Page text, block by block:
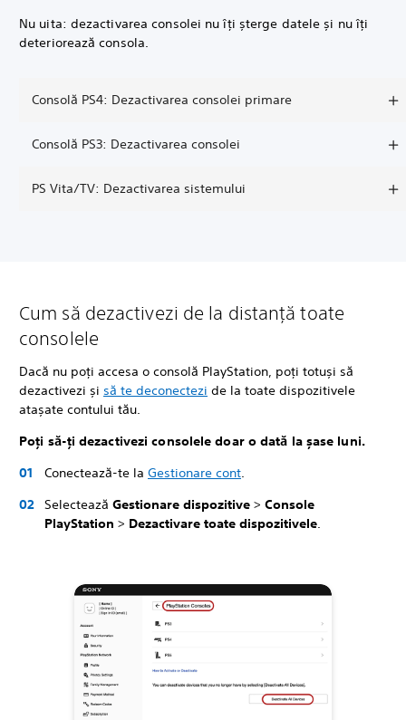
Nu uita: dezactivarea consolei nu îți șterge datele și nu îți
deteriorează consola.
Consolă PS4: Dezactivarea consolei primare
Consolă PS3: Dezactivarea consolei
PS Vita/TV: Dezactivarea sistemului
Cum să dezactivezi de la distanță toate
consolele
Dacă nu poți accesa o consolă PlayStation, poți totuși să
dezactivezi și să te deconectezi de la toate dispozitivele
atașate contului tău.
Poți să-ți dezactivezi consolele doar o dată la șase luni.
Conectează-te la Gestionare cont.
Selectează Gestionare dispozitive > Console
PlayStation > Dezactivare toate dispozitivele.